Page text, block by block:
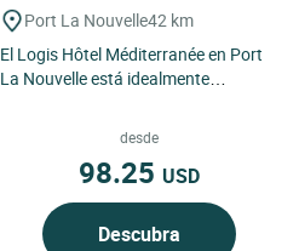
Port La Nouvelle42 km
El Logis Hôtel Méditerranée en Port
La Nouvelle está idealmente
vista impresionante...
desde
98.25 USD
Descubra